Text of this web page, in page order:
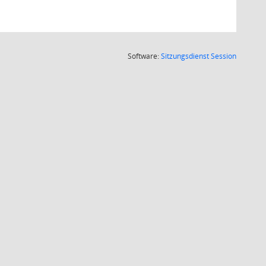
Software:SitzungsdienstSession(Wird in